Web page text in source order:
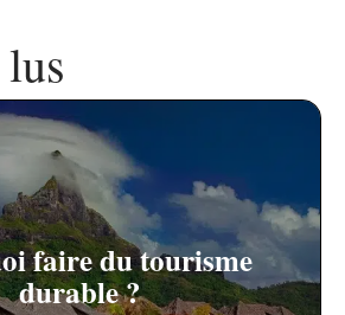
faire du tourisme
durable ?